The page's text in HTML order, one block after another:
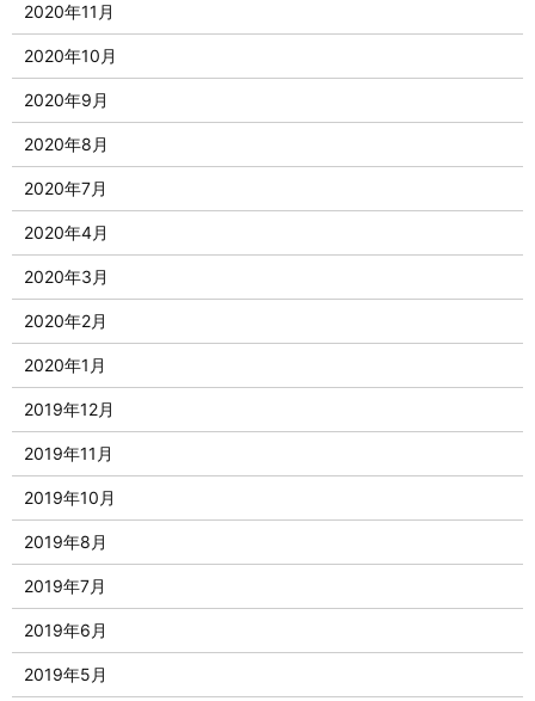
2020年11月
2020年10月
2020年9月
2020年8月
2020年7月
2020年4月
2020年3月
2020年2月
2020年1月
2019年12月
2019年11月
2019年10月
2019年8月
2019年7月
2019年6月
2019年5月